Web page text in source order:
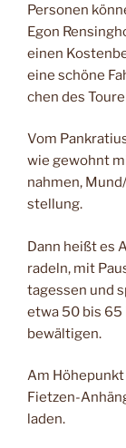
Personen
Egon
einen
eine schöne
chen des
Vom
wie gewohnt
nahmen,
stellung.
Dann heißt es
radeln, mit
tagessen und
etwa 50 bis 65
be­wältigen.
Am
Fietzen-
laden.